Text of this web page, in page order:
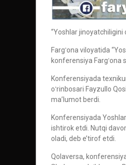
“Yoshlar jinoyatchiligini
Fargʻona viloyatida
konferensiya Fargʻona
Konferensiyada
oʻrinbosari Fayzullo
ma’lumot berdi.
Konferensiyada
ishtirok etdi. Nutqi
oladi, deb e’tirof etdi.
Qolaversa,